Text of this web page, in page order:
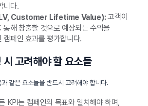
니다.
Customer Lifetime Value):고객이
통해 창출할 것으로 예상되는 수익을
캠페인 효과를 평가합니다.
고려해야 할 요소들
같은 요소들을 반드시 고려해야 합니다.
KPI는 캠페인의 목표와 일치해야 하며,